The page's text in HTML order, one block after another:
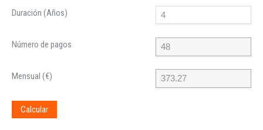
Duración (Años)
Número de pagos
Mensual (€)
Calcular